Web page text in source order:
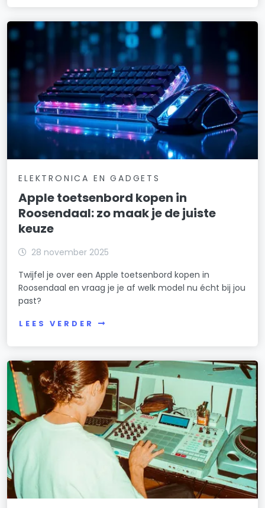
ELEKTRONICA EN GADGETS
Apple toetsenbord kopen in
Roosendaal: zo maak je de juiste
keuze
28 november 2025
Twijfel je over een Apple toetsenbord kopen in
Roosendaal en vraag je je af welk model nu écht bij jou
past?
LEES VERDER